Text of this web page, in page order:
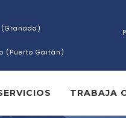
(Granada)
(Puerto Gaitán)
TRABAJA